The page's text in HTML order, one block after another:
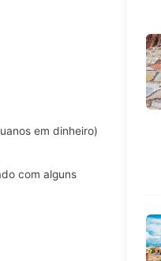
em dinheiro)
com alguns